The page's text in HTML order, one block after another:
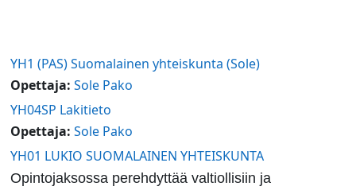
YH1 (PAS) Suomalainen yhteiskunta (Sole)
Opettaja: Sole Pako
YH04SP Lakitieto
Opettaja: Sole Pako
YH01 LUKIO SUOMALAINEN YHTEISKUNTA
Opintojaksossa perehdyttää valtiollisiin ja